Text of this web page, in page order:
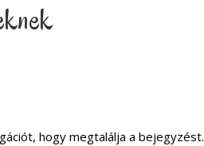
hogy megtalálja a bejegyzést.